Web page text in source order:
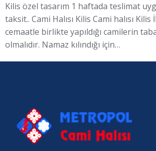
Kilis özel tasarım 1 haftada teslimat
taksit.. Cami Halısı Kilis Cami halısı
cemaatle birlikte yapıldığı camilerin
olmalıdır. Namaz kılındığı için…